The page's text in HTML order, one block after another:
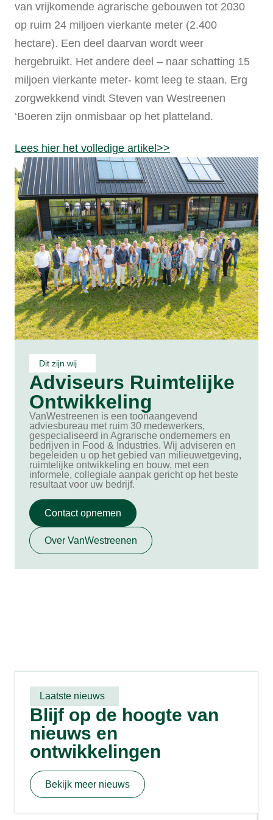
van vrijkomende agrarische gebouwen tot 2030
op ruim 24 miljoen vierkante meter (2.400
hectare). Een deel daarvan wordt weer
hergebruikt. Het andere deel – naar schatting 15
miljoen vierkante meter- komt leeg te staan. Erg
zorgwekkend vindt Steven van Westreenen
‘Boeren zijn onmisbaar op het platteland.
Lees hier het volledige artikel>>
Dit zijn wij
Adviseurs Ruimtelijke
Ontwikkeling
VanWestreenen is een toonaangevend
adviesbureau met ruim 30 medewerkers,
gespecialiseerd in Agrarische ondernemers en
bedrijven in Food & Industries. Wij adviseren en
begeleiden u op het gebied van milieuwetgeving,
ruimtelijke ontwikkeling en bouw, met een
informele, collegiale aanpak gericht op het beste
resultaat voor uw bedrijf.
Contact opnemen
Over VanWestreenen
Laatste nieuws
Blijf op de hoogte van
nieuws en
ontwikkelingen
Bekijk meer nieuws